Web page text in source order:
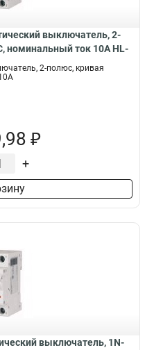
выключатель, 2-
номинальный ток 10А HL-
2-полюс, кривая
₽
+
выключатель, 1N-